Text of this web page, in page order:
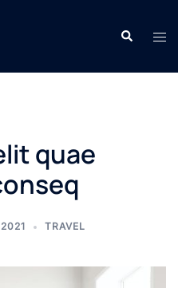
Search
quae
TRAVEL